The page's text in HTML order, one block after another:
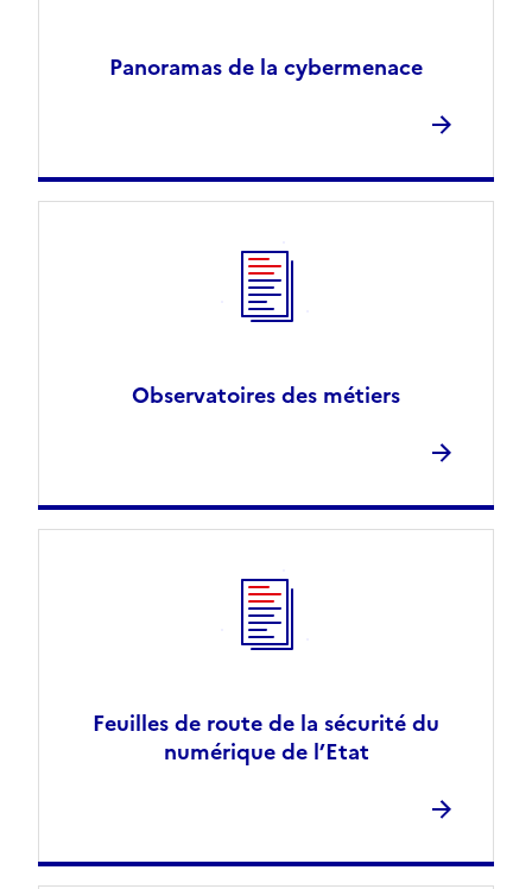
Panoramas de la cybermenace
Observatoires des métiers
Feuilles de route de la sécurité du
numérique de l’Etat